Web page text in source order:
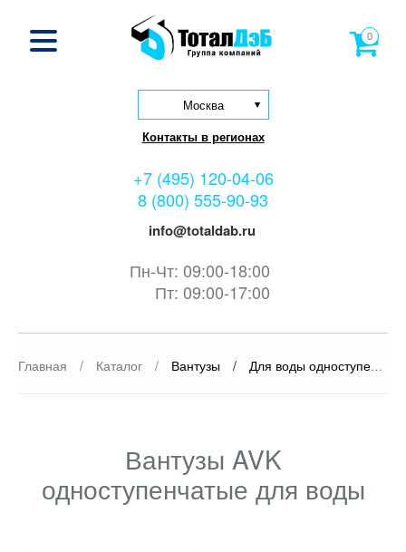
Москва
Контакты в регионах
+7 (495) 120-04-06
8 (800) 555-90-93
info@totaldab.ru
Пн-Чт: 09:00-18:00
Пт: 09:00-17:00
0
Главная / Каталог / Вантузы / Для воды одноступенчатый
Вантузы AVK
одноступенчатые для воды